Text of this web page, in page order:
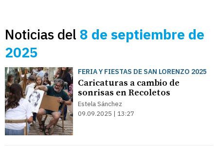
Noticias del 8 de septiembre de
2025
FERIA Y FIESTAS DE SAN LORENZO 2025
Caricaturas a cambio de
sonrisas en Recoletos
Estela Sánchez
09.09.2025 | 13:27